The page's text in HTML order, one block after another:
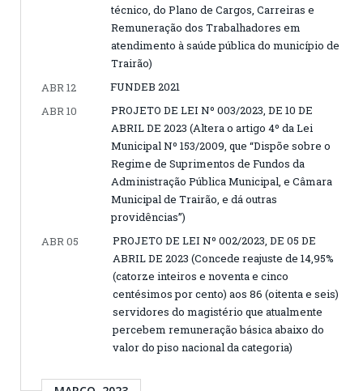
técnico, do Plano de Cargos, Carreiras e
Remuneração dos Trabalhadores em
atendimento à saúde pública do município de
Trairão)
ABR 12
FUNDEB 2021
ABR 10
PROJETO DE LEI Nº 003/2023, DE 10 DE
ABRIL DE 2023 (Altera o artigo 4º da Lei
Municipal Nº 153/2009, que “Dispõe sobre o
Regime de Suprimentos de Fundos da
Administração Pública Municipal, e Câmara
Municipal de Trairão, e dá outras
providências”)
ABR 05
PROJETO DE LEI Nº 002/2023, DE 05 DE
ABRIL DE 2023 (Concede reajuste de 14,95%
(catorze inteiros e noventa e cinco
centésimos por cento) aos 86 (oitenta e seis)
servidores do magistério que atualmente
percebem remuneração básica abaixo do
valor do piso nacional da categoria)